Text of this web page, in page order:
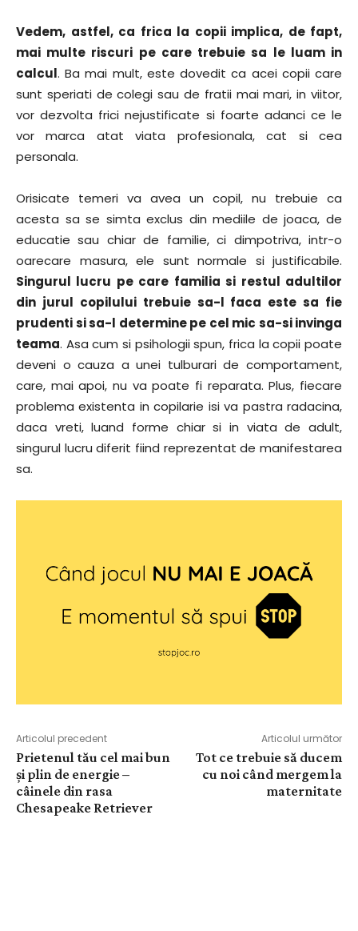
Vedem, astfel, ca frica la copii implica, de fapt,
mai multe riscuri pe care trebuie sa le luam in
calcul. Ba mai mult, este dovedit ca acei copii care
sunt speriati de colegi sau de fratii mai mari, in viitor,
vor dezvolta frici nejustificate si foarte adanci ce le
vor marca atat viata profesionala, cat si cea
personala.
Orisicate temeri va avea un copil, nu trebuie ca
acesta sa se simta exclus din mediile de joaca, de
educatie sau chiar de familie, ci dimpotriva, intr-o
oarecare masura, ele sunt normale si justificabile.
Singurul lucru pe care familia si restul adultilor
din jurul copilului trebuie sa-l faca este sa fie
prudenti si sa-l determine pe cel mic sa-si invinga
teama. Asa cum si psihologii spun, frica la copii poate
deveni o cauza a unei tulburari de comportament,
care, mai apoi, nu va poate fi reparata. Plus, fiecare
problema existenta in copilarie isi va pastra radacina,
daca vreti, luand forme chiar si in viata de adult,
singurul lucru diferit fiind reprezentat de manifestarea
sa.
Articolul precedent
Prietenul tău cel mai bun
și plin de energie –
câinele din rasa
Chesapeake Retriever
Articolul următor
Tot ce trebuie să ducem
cu noi când mergem la
maternitate